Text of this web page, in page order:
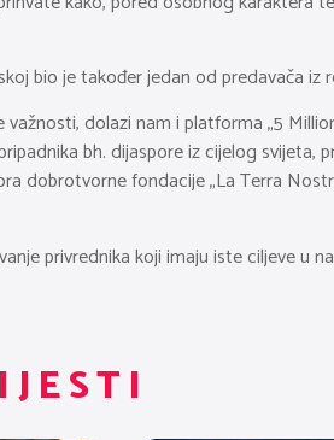
bio je također jedan od predavača
dolazi nam i platforma „5
bh. dijaspore iz cijelog
dobrotvorne fondacije „La Terra
privrednika koji imaju iste ciljeve u